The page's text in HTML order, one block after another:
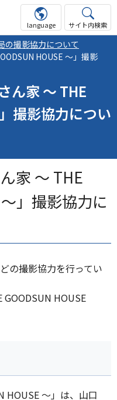
language サイト内検索
の撮影協力について
HOUSE ～」撮影
ん家 ～ THE
撮影協力につい
家 ～ THE
」撮影協力に
の撮影協力を行ってい
HOUSE
HOUSE ～」は、山口